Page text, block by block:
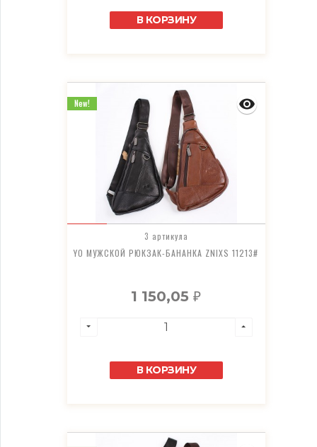
В КОРЗИНУ
3 артикула
YO МУЖСКОЙ РЮКЗАК-БАНАНКА ZNIXS 11213#
1 150,05₽
В КОРЗИНУ
New!